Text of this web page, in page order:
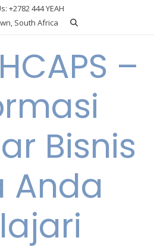
+2782 444 YEAH
South Africa
–
Bisnis
Anda